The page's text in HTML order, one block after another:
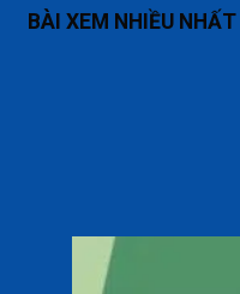
BÀI XEM NHIỀU NHẤT